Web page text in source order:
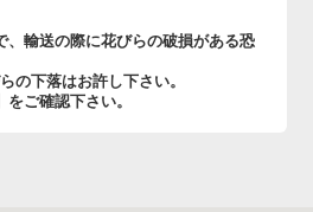
、輸送の際に花びらの破損がある恐
の下落はお許し下さい。
ご確認下さい。